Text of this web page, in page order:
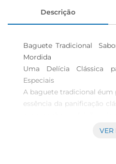
Descrição
Baguete Tradicional
Mordida
Uma Delícia Clássica
Especiais
A baguete tradicional éum
essência da panificação
para ser saboreada VER